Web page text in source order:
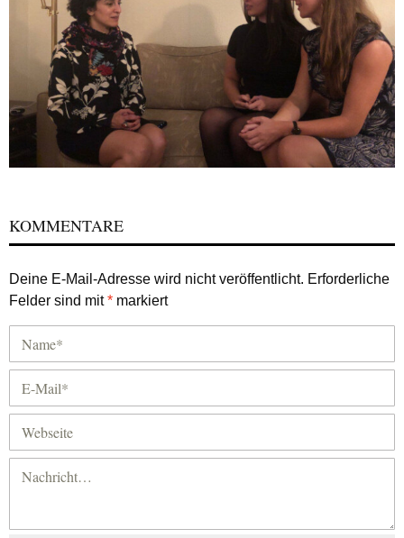
KOMMENTARE
Deine E-Mail-Adresse wird nicht veröffentlicht. Erforderliche
Felder sind mit* markiert